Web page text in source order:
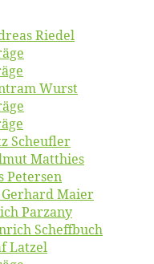
Riedel
Wurst
Scheufler
Matthies
Petersen
Maier
Parzany
Scheffbuch
Latzel